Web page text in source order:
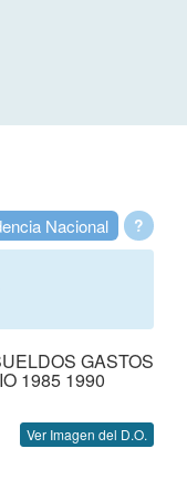
?
Nacional
GASTOS
1985 1990
Ver Imagen del D.O.